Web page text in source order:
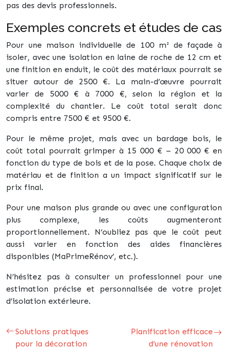
pas des devis professionnels.
Exemples concrets et études de cas
Pour une maison individuelle de 100 m² de façade à
isoler, avec une isolation en laine de roche de 12 cm et
une finition en enduit, le coût des matériaux pourrait se
situer autour de 2500 €. La main-d’œuvre pourrait
varier de 5000 € à 7000 €, selon la région et la
complexité du chantier. Le coût total serait donc
compris entre 7500 € et 9500 €.
Pour le même projet, mais avec un bardage bois, le
coût total pourrait grimper à 15 000 € – 20 000 € en
fonction du type de bois et de la pose. Chaque choix de
matériau et de finition a un impact significatif sur le
prix final.
Pour une maison plus grande ou avec une configuration
plus complexe, les coûts augmenteront
proportionnellement. N’oubliez pas que le coût peut
aussi varier en fonction des aides financières
disponibles (MaPrimeRénov’, etc.).
N’hésitez pas à consulter un professionnel pour une
estimation précise et personnalisée de votre projet
d’isolation extérieure.
Solutions pratiques
pour la décoration
Planification efficace
d’une rénovation